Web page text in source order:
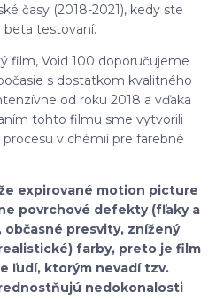
časy (2018-2021), kedy ste
testovaní.
film, Void 100 doporučujeme
s dostatkom kvalitného
od roku 2018 a vďaka
tohto filmu sme vytvorili
v chémií pre farebné
expirované motion picture
povrchové defekty (fľaky a
presvity, znížený
farby, preto je film
ľudí, ktorým nevadí tzv.
nedokonalosti